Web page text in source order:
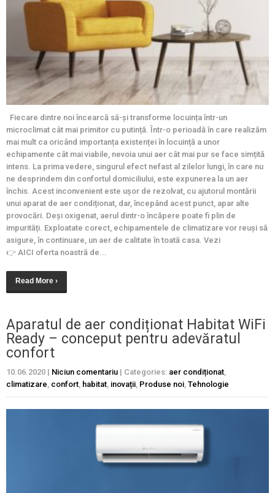
Fiecare dintre noi încearcă să-și transforme locuința într-un
microclimat cât mai primitor cu putință. Într-o perioadă în care realizăm
mai mult ca oricând importanța existenței în locuință a unor
echipamente cât mai viabile, nevoia unui aer cât mai pur se face simțită
intens. La prima vedere, singurul efect nefast al zilelor lungi, în care nu
ne desprindem din confortul domiciliului, este expunerea la un aer
închis. Acest inconvenient este ușor de rezolvat, cu ajutorul montării
unui aparat de aer condiționat, dar, începând acest punct, apar alte
provocări. Deși oxigenat, aerul dintr-o încăpere poate fi plin de
impurități. Exploatate corect, echipamentele de climatizare vor reuși să
asigure, în continuare, un aer de calitate în toată casa. Vezi
👉 AICI oferta noastră de...
Read More ›
Aparatul de aer condiționat Habitat WiFi
Ready – conceput pentru adevăratul
confort
10.06.2020 | Niciun comentariu | Categories: aer condiționat,
climatizare, confort, habitat, inovații, Produse noi, Tehnologie